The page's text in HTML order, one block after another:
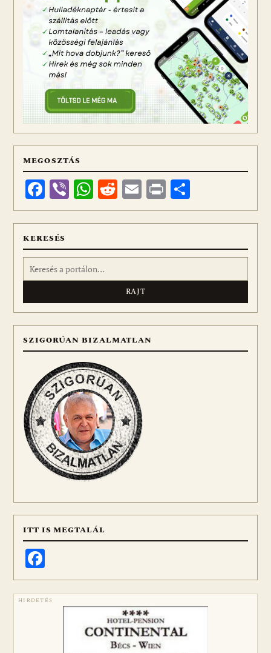
MEGOSZTÁS
Facebook
ViberWhatsApp
Reddit
Email
Print
meg
KERESÉS
Keresés:
SZIGORÚAN BIZALMATLAN
ITT IS MEGTALÁL
HIRDETÉS